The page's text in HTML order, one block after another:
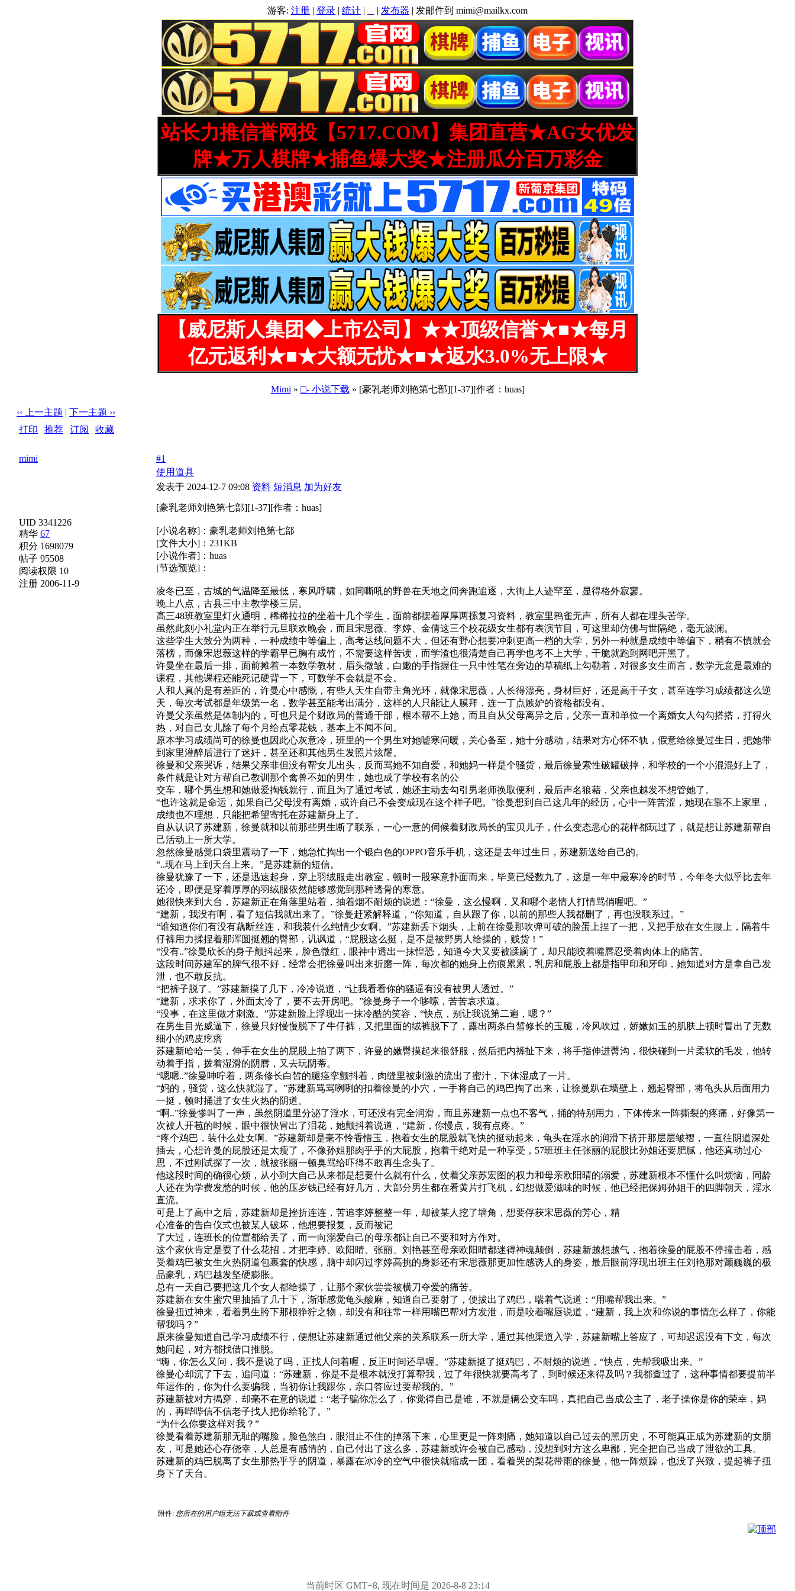
游客: 注册 | 登录 | 统计 | | 发布器 | 发邮件到 mimi@mailkx.com
站长力推信誉网投【5717.COM】集团直营★AG女优发
牌★万人棋牌★捕鱼爆大奖★注册瓜分百万彩金
【威尼斯人集团◆上市公司】★★顶级信誉★■★每月
亿元返利★■★大额无忧★■★返水3.0%无上限★
Mimi » □- 小说下载 » [豪乳老师刘艳第七部][1-37][作者：huas]
‹‹ 上一主题 | 下一主题 ››
打印
推荐 订阅
收藏
mimi
UID 3341226
精华 67
积分 1698079
帖子 95508
阅读权限 10
注册 2006-11-9
#1
使用道具
发表于 2024-12-7 09:08 资料 短消息 加为好友
[豪乳老师刘艳第七部][1-37][作者：huas]
[小说名称]：豪乳老师刘艳第七部
[文件大小]：231KB
[小说作者]：huas
[节选预览]：
凌冬已至，古城的气温降至最低，寒风呼啸，如同嘶吼的野兽在天地之间奔跑追逐，大街上人迹罕至，显得格外寂寥。
晚上八点，古县三中主教学楼三层。
高三48班教室里灯火通明，稀稀拉拉的坐着十几个学生，面前都摆着厚厚两摞复习资料，教室里鸦雀无声，所有人都在埋头苦学。
虽然此刻小礼堂内正在举行元旦联欢晚会，而且宋思薇、李婷、金倩这三个校花级女生都有表演节目，可这里却仿佛与世隔绝，毫无波澜。
这些学生大致分为两种，一种成绩中等偏上，高考达线问题不大，但还有野心想要冲刺更高一档的大学，另外一种就是成绩中等偏下，稍有不慎就会
落榜，而像宋思薇这样的学霸早已胸有成竹，不需要这样苦读，而学渣也很清楚自己再学也考不上大学，干脆就跑到网吧开黑了。
许曼坐在最后一排，面前摊着一本数学教材，眉头微皱，白嫩的手指握住一只中性笔在旁边的草稿纸上勾勒着，对很多女生而言，数学无意是最难的
课程，其他课程还能死记硬背一下，可数学不会就是不会。
人和人真的是有差距的，许曼心中感慨，有些人天生自带主角光环，就像宋思薇，人长得漂亮，身材巨好，还是高干子女，甚至连学习成绩都这么逆
天，每次考试都是年级第一名，数学甚至能考出满分，这样的人只能让人膜拜，连一丁点嫉妒的资格都没有。
许曼父亲虽然是体制内的，可也只是个财政局的普通干部，根本帮不上她，而且自从父母离异之后，父亲一直和单位一个离婚女人勾勾搭搭，打得火
热，对自己女儿除了每个月给点零花钱，基本上不闻不问。
原本学习成绩尚可的徐曼也因此心灰意冷，班里的一个男生对她嘘寒问暖，关心备至，她十分感动，结果对方心怀不轨，假意给徐曼过生日，把她带
到家里灌醉后进行了迷奸，甚至还和其他男生发照片炫耀。
徐曼和父亲哭诉，结果父亲非但没有帮女儿出头，反而骂她不知自爱，和她妈一样是个骚货，最后徐曼索性破罐破摔，和学校的一个小混混好上了，
条件就是让对方帮自己教训那个禽兽不如的男生，她也成了学校有名的公
交车，哪个男生想和她做爱掏钱就行，而且为了通过考试，她还主动去勾引男老师换取便利，最后声名狼藉，父亲也越发不想管她了。
“也许这就是命运，如果自己父母没有离婚，或许自己不会变成现在这个样子吧。”徐曼想到自己这几年的经历，心中一阵苦涩，她现在靠不上家里，
成绩也不理想，只能把希望寄托在苏建新身上了。
自从认识了苏建新，徐曼就和以前那些男生断了联系，一心一意的伺候着财政局长的宝贝儿子，什么变态恶心的花样都玩过了，就是想让苏建新帮自
己活动上一所大学。
忽然徐曼感觉口袋里震动了一下，她急忙掏出一个银白色的OPPO音乐手机，这还是去年过生日，苏建新送给自己的。
“..现在马上到天台上来。”是苏建新的短信。
徐曼犹豫了一下，还是迅速起身，穿上羽绒服走出教室，顿时一股寒意扑面而来，毕竟已经数九了，这是一年中最寒冷的时节，今年冬大似乎比去年
还冷，即便是穿着厚厚的羽绒服依然能够感觉到那种透骨的寒意。
她很快来到大台，苏建新正在角落里站着，抽着烟不耐烦的说道：“徐曼，这么慢啊，又和哪个老情人打情骂俏喔吧。”
“建新，我没有啊，看了短信我就出来了。”徐曼赶紧解释道，“你知道，自从跟了你，以前的那些人我都删了，再也没联系过。”
“谁知道你们有没有藕断丝连，和我装什么纯情少女啊。”苏建新丢下烟头，上前在徐曼那吹弹可破的脸蛋上捏了一把，又把手放在女生腰上，隔着牛
仔裤用力揉捏着那浑圆挺翘的臀部，讥讽道，“屁股这么挺，是不是被野男人给操的，贱货！”
“没有..”徐曼欣长的身子颤抖起来，脸色微红，眼神中透出一抹惶恐，知道今大又要被蹂躏了，却只能咬着嘴唇忍受着肉体上的痛苦。
这段时间苏建军的脾气很不好，经常会把徐曼叫出来折磨一阵，每次都的她身上伤痕累累，乳房和屁股上都是指甲印和牙印，她知道对方是拿自己发
泄，也不敢反抗。
“把裤子脱了。”苏建新摸了几下，冷冷说道，“让我看看你的骚逼有没有被男人透过。”
“建新，求求你了，外面太冷了，要不去开房吧。”徐曼身子一个哆嗦，苦苦哀求道。
“没事，在这里做才刺激。”苏建新脸上浮现出一抹冷酷的笑容，“快点，别让我说第二遍，嗯？”
在男生目光威逼下，徐曼只好慢慢脱下了牛仔裤，又把里面的绒裤脱下了，露出两条白皙修长的玉腿，冷风吹过，娇嫩如玉的肌肤上顿时冒出了无数
细小的鸡皮疙瘩
苏建新哈哈一笑，伸手在女生的屁股上拍了两下，许曼的嫩臀摸起来很舒服，然后把内裤扯下来，将手指伸进臀沟，很快碰到一片柔软的毛发，他转
动着手指，拨着湿滑的阴唇，又去玩阴蒂。
“嗯嗯..”徐曼呻咛着，两条修长白皙的腿痉挛颤抖着，肉缝里被刺激的流出了蜜汁，下体湿成了一片。
“妈的，骚货，这么快就湿了。”苏建新骂骂咧咧的扣着徐曼的小穴，一手将自己的鸡巴掏了出来，让徐曼趴在墙壁上，翘起臀部，将龟头从后面用力
一挺，顿时捅进了女生火热的阴道。
“啊..”徐曼惨叫了一声，虽然阴道里分泌了淫水，可还没有完全润滑，而且苏建新一点也不客气，捅的特别用力，下体传来一阵撕裂的疼痛，好像第一
次被人开苞的时候，眼中很快冒出了泪花，她颤抖着说道，“建新，你慢点，我有点疼。”
“疼个鸡巴，装什么处女啊。”苏建新却是毫不怜香惜玉，抱着女生的屁股就飞快的挺动起来，龟头在淫水的润滑下挤开那层层皱褶，一直往阴道深处
插去，心想许曼的屁股还是太瘦了，不像孙姐那肉乎乎的大屁股，抱着干绝对是一种享受，57班班主任张丽的屁股比孙姐还要肥腻，他还真动过心
思，不过刚试探了一次，就被张丽一顿臭骂给吓得不敢再生念头了。
他这段时间的确很心烦，从小到大自己从来都是想要什么就有什么，仗着父亲苏宏图的权力和母亲欧阳晴的溺爱，苏建新根本不懂什么叫烦恼，同龄
人还在为学费发愁的时候，他的压岁钱已经有好几万，大部分男生都在看黄片打飞机，幻想做爱滋味的时候，他已经把保姆孙姐干的四脚朝天，淫水
直流。
可是上了高中之后，苏建新却是挫折连连，苦追李婷整整一年，却被某人挖了墙角，想要俘获宋思薇的芳心，精
心准备的告白仪式也被某人破坏，他想要报复，反而被记
了大过，连班长的位置都给丢了，而一向溺爱自己的母亲都让自己不要和对方作对。
这个家伙肯定是耍了什么花招，才把李婷、欧阳晴、张丽、刘艳甚至母亲欧阳晴都迷得神魂颠倒，苏建新越想越气，抱着徐曼的屁股不停撞击着，感
受着鸡巴被女生火热阴道包裹套的快感，脑中却闪过李婷高挑的身影还有宋思薇那更加性感诱人的身姿，最后眼前浮现出班主任刘艳那对颤巍巍的极
品豪乳，鸡巴越发坚硬膨胀。
总有一天自己要把这几个女人都给操了，让那个家伙尝尝被横刀夺爱的痛苦。
苏建新在女生蜜穴里抽插了几十下，渐渐感觉龟头酸麻，知道自己要射了，便拔出了鸡巴，喘着气说道：“用嘴帮我出来。”
徐曼扭过神来，看着男生胯下那根狰狞之物，却没有和往常一样用嘴巴帮对方发泄，而是咬着嘴唇说道，“建新，我上次和你说的事情怎么样了，你能
帮我吗？”
原来徐曼知道自己学习成绩不行，便想让苏建新通过他父亲的关系联系一所大学，通过其他渠道入学，苏建新嘴上答应了，可却迟迟没有下文，每次
她问起，对方都找借口推脱。
“嗨，你怎么又问，我不是说了吗，正找人问着喔，反正时间还早喔。”苏建新挺了挺鸡巴，不耐烦的说道，“快点，先帮我吸出来。”
徐曼心却沉了下去，追问道：“苏建新，你是不是根本就没打算帮我，过了年很快就要高考了，到时候还来得及吗？我都查过了，这种事情都要提前半
年运作的，你为什么要骗我，当初你让我跟你，亲口答应过要帮我的。”
苏建新被对方揭穿，却毫不在意的说道：“老子骗你怎么了，你觉得自己是谁，不就是辆公交车吗，真把自己当成公主了，老子操你是你的荣幸，妈
的，再哔哔信不信老子找人把你给轮了。”
“为什么你要这样对我？”
徐曼看着苏建新那无耻的嘴脸，脸色煞白，眼泪止不住的掉落下来，心里更是一阵刺痛，她知道以自己过去的黑历史，不可能真正成为苏建新的女朋
友，可是她还心存侥幸，人总是有感情的，自己付出了这么多，苏建新或许会被自己感动，没想到对方这么卑鄙，完全把自己当成了泄欲的工具。
苏建新的鸡巴脱离了女生那热乎乎的阴道，暴露在冰冷的空气中很快就缩成一团，看着哭的梨花带雨的徐曼，他一阵烦躁，也没了兴致，提起裤子扭
身下了天台。
附件: 您所在的用户组无法下载或查看附件
当前时区 GMT+8, 现在时间是 2026-8-8 23:14